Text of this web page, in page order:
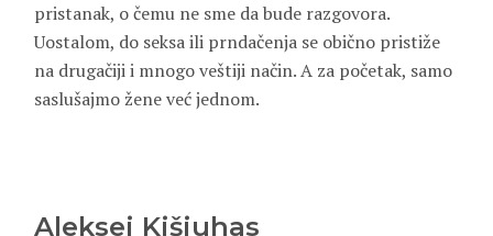
pristanak, o čemu ne sme da bude razgovora.
Uostalom, do seksa ili prndačenja se obično pristiže
na drugačiji i mnogo veštiji način. A za početak, samo
saslušajmo žene već jednom.
Aleksej Kišjuhas